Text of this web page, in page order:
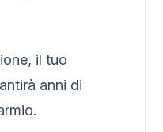
il tuo
anni di